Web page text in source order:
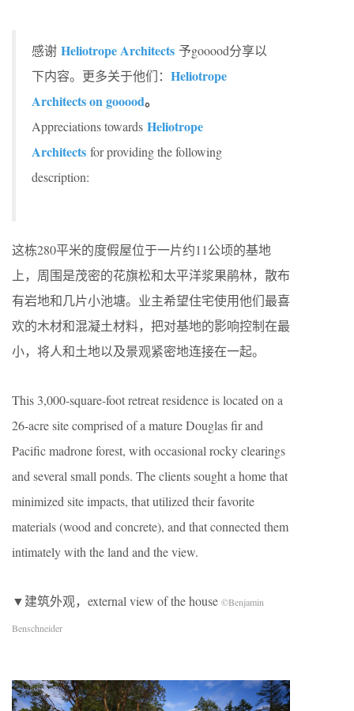
感谢 Heliotrope Architects 予gooood分享以
下内容。更多关于他们： Heliotrope
Architects on gooood。
Appreciations towards Heliotrope
Architects for providing the following
description:
这栋280平米的度假屋位于一片约11公顷的基地
上，周围是茂密的花旗松和太平洋浆果鹃林，散布
有岩地和几片小池塘。业主希望住宅使用他们最喜
欢的木材和混凝土材料，把对基地的影响控制在最
小，将人和土地以及景观紧密地连接在一起。
This 3,000-square-foot retreat residence is located on a
26-acre site comprised of a mature Douglas fir and
Pacific madrone forest, with occasional rocky clearings
and several small ponds. The clients sought a home that
minimized site impacts, that utilized their favorite
materials (wood and concrete), and that connected them
intimately with the land and the view.
▼建筑外观，external view of the house ©Benjamin
Benschneider